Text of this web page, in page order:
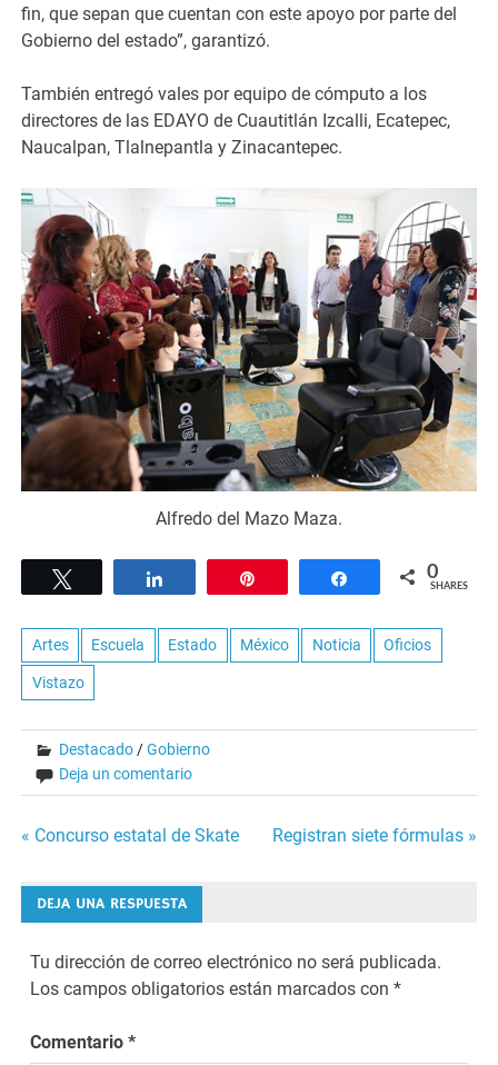
fin, que sepan que cuentan con este apoyo por parte del
Gobierno del estado”, garantizó.
También entregó vales por equipo de cómputo a los
directores de las EDAYO de Cuautitlán Izcalli, Ecatepec,
Naucalpan, Tlalnepantla y Zinacantepec.
Alfredo del Mazo Maza.
Share 0
SHARES
Artes Escuela Estado México Noticia Oficios
Vistazo
Destacado /Gobierno
Deja un comentario
Navegación
de
entradas
« Concurso estatal de Skate Registran siete fórmulas »
DEJA UNA RESPUESTA
Tu dirección de correo electrónico no será publicada.
Los campos obligatorios están marcados con*
Comentario*